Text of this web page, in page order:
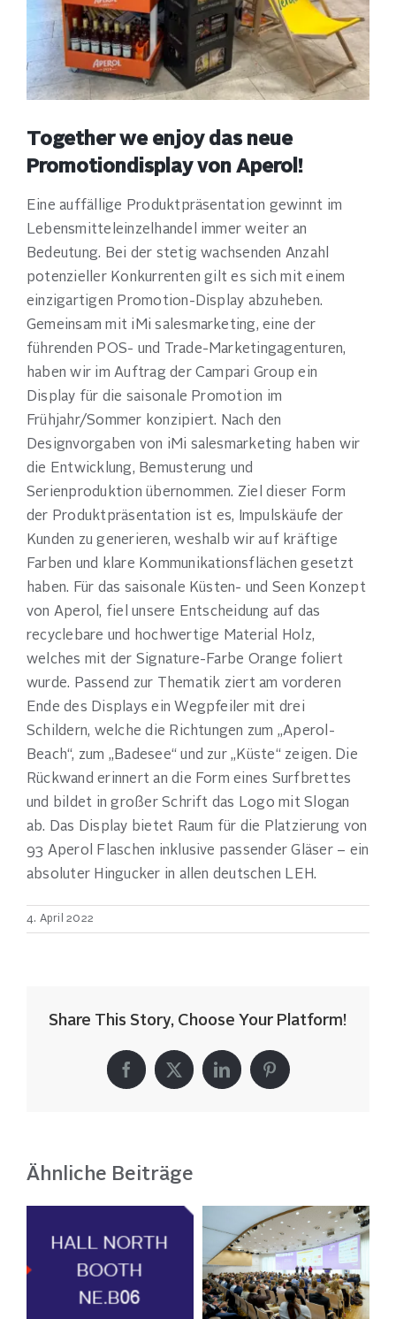
Together we enjoy das neue
Promotiondisplay von Aperol!
Eine auffällige Produktpräsentation gewinnt im
Lebensmitteleinzelhandel immer weiter an
Bedeutung. Bei der stetig wachsenden Anzahl
potenzieller Konkurrenten gilt es sich mit einem
einzigartigen Promotion-Display abzuheben.
Gemeinsam mit iMi salesmarketing, eine der
führenden POS- und Trade-Marketingagenturen,
haben wir im Auftrag der Campari Group ein
Display für die saisonale Promotion im
Frühjahr/Sommer konzipiert. Nach den
Designvorgaben von iMi salesmarketing haben wir
die Entwicklung, Bemusterung und
Serienproduktion übernommen. Ziel dieser Form
der Produktpräsentation ist es, Impulskäufe der
Kunden zu generieren, weshalb wir auf kräftige
Farben und klare Kommunikationsflächen gesetzt
haben. Für das saisonale Küsten- und Seen Konzept
von Aperol, fiel unsere Entscheidung auf das
recyclebare und hochwertige Material Holz,
welches mit der Signature-Farbe Orange foliert
wurde. Passend zur Thematik ziert am vorderen
Ende des Displays ein Wegpfeiler mit drei
Schildern, welche die Richtungen zum „Aperol-
Beach“, zum „Badesee“ und zur „Küste“ zeigen. Die
Rückwand erinnert an die Form eines Surfbrettes
und bildet in großer Schrift das Logo mit Slogan
ab. Das Display bietet Raum für die Platzierung von
93 Aperol Flaschen inklusive passender Gläser – ein
absoluter Hingucker in allen deutschen LEH.
4. April 2022
Share This Story, Choose Your Platform!
Facebook
X LinkedInPinterest
Ähnliche Beiträge